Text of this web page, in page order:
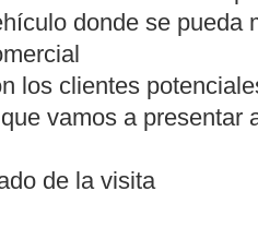
donde se pueda
los clientes
vamos a presentar
de la visita